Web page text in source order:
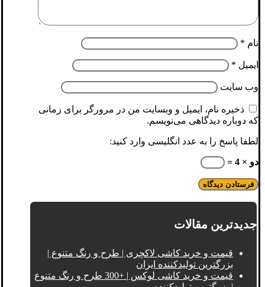
نام *
ایمیل *
وب‌ سایت
ذخیره نام، ایمیل و وبسایت من در مرورگر برای زمانی
که دوباره دیدگاهی می‌نویسم.
لطفا پاسخ را به عدد انگلیسی وارد کنید:
دو × 4 =
جدیدترین مقالات
قیمت و خرید کاشی لاکچری | طرح و رنگ متنوع |
بزرگترین تولیدکننده ایران
قیمت و خرید کاشی لوکس | +300 طرح و رنگ متنوع